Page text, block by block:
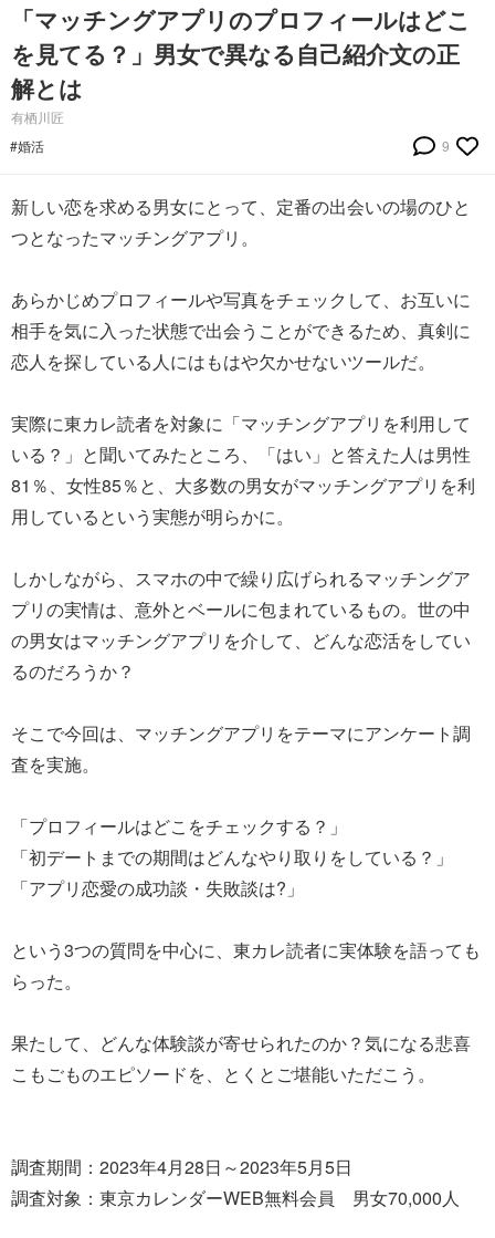
「マッチングアプリのプロフィールはどこ
を見てる？」男女で異なる自己紹介文の正
解とは
有栖川匠
#婚活
9
新しい恋を求める男女にとって、定番の出会いの場のひと
つとなったマッチングアプリ。
あらかじめプロフィールや写真をチェックして、お互いに
相手を気に入った状態で出会うことができるため、真剣に
恋人を探している人にはもはや欠かせないツールだ。
実際に東カレ読者を対象に「マッチングアプリを利用して
いる？」と聞いてみたところ、「はい」と答えた人は男性
81％、女性85％と、大多数の男女がマッチングアプリを利
用しているという実態が明らかに。
しかしながら、スマホの中で繰り広げられるマッチングア
プリの実情は、意外とベールに包まれているもの。世の中
の男女はマッチングアプリを介して、どんな恋活をしてい
るのだろうか？
そこで今回は、マッチングアプリをテーマにアンケート調
査を実施。
「プロフィールはどこをチェックする？」
「初デートまでの期間はどんなやり取りをしている？」
「アプリ恋愛の成功談・失敗談は?」
という3つの質問を中心に、東カレ読者に実体験を語っても
らった。
果たして、どんな体験談が寄せられたのか？気になる悲喜
こもごものエピソードを、とくとご堪能いただこう。
調査期間：2023年4月28日～2023年5月5日
調査対象：東京カレンダーWEB無料会員 男女70,000人